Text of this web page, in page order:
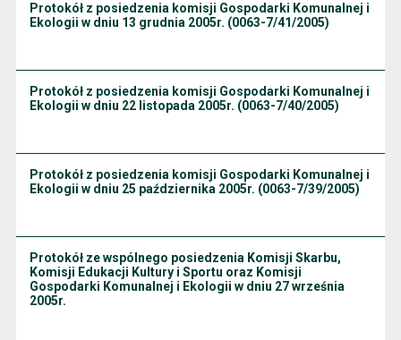
Protokół z posiedzenia komisji Gospodarki Komunalnej i
Ekologii w dniu 13 grudnia 2005r. (0063-7/41/2005)
Protokół z posiedzenia komisji Gospodarki Komunalnej i
Ekologii w dniu 22 listopada 2005r. (0063-7/40/2005)
Protokół z posiedzenia komisji Gospodarki Komunalnej i
Ekologii w dniu 25 października 2005r. (0063-7/39/2005)
Protokół ze wspólnego posiedzenia Komisji Skarbu,
Komisji Edukacji Kultury i Sportu oraz Komisji
Gospodarki Komunalnej i Ekologii w dniu 27 września
2005r.